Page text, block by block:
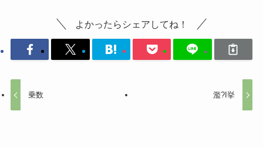
よかったらシェアしてね！
乗数 濫?I挙